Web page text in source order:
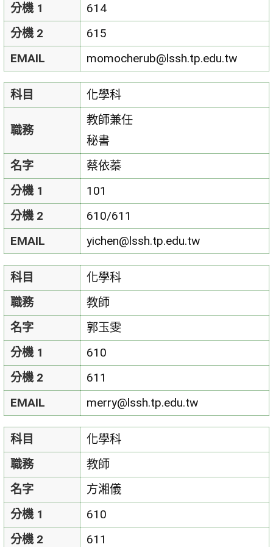
分機 1
614
分機 2
615
EMAIL
momocherub@lssh.tp.edu.tw
科目 化學科
職務
教師兼任
秘書
名字
蔡依蓁
分機 1
101
分機 2
610/611
EMAIL
yichen@lssh.tp.edu.tw
科目
化學科
職務
教師
名字
郭玉雯
分機 1
610
分機 2
611
EMAIL
merry@lssh.tp.edu.tw
科目
化學科
職務
教師
名字
方湘儀
分機 1
610
分機 2
611